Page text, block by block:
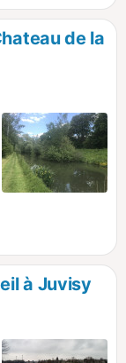
de la
à Juvisy